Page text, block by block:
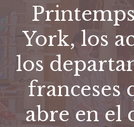
York, los
los
franceses
abre en el